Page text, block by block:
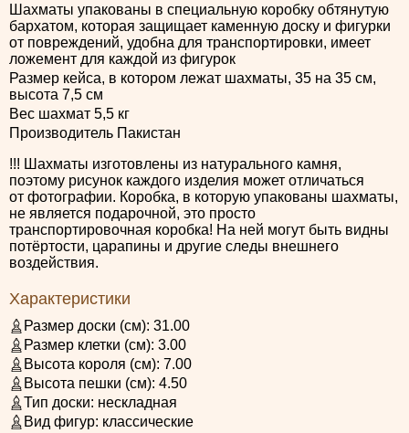
Шахматы упакованы в специальную коробку обтянутую
бархатом, которая защищает каменную доску и фигурки
от повреждений, удобна для транспортировки, имеет
ложемент для каждой из фигурок
Размер кейса, в котором лежат шахматы, 35 на 35 см,
высота 7,5 см
Вес шахмат 5,5 кг
Производитель Пакистан
!!! Шахматы изготовлены из натурального камня,
поэтому рисунок каждого изделия может отличаться
от фотографии. Коробка, в которую упакованы шахматы,
не является подарочной, это просто
транспортировочная коробка! На ней могут быть видны
потёртости, царапины и другие следы внешнего
воздействия.
Характеристики
Размер доски (см): 31.00
Размер клетки (см): 3.00
Высота короля (см): 7.00
Высота пешки (см): 4.50
Тип доски: нескладная
Вид фигур: классические